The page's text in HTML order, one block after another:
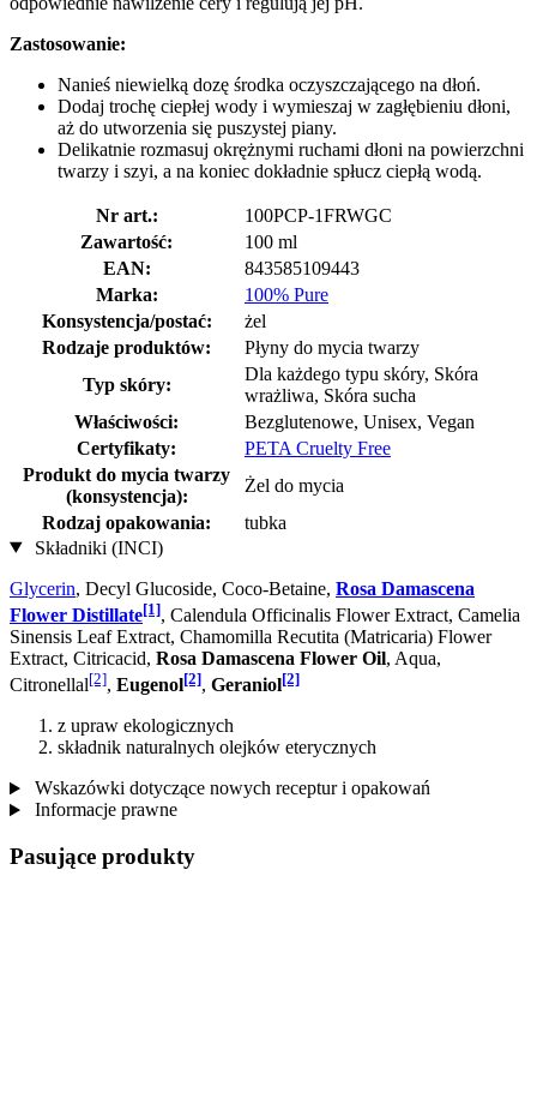
Zastosowanie:
Nanieś niewielką dozę środka oczyszczającego na dłoń.
Dodaj trochę ciepłej wody i wymieszaj w zagłębieniu dłoni,
aż do utworzenia się puszystej piany.
Delikatnie rozmasuj okrężnymi ruchami dłoni na powierzchni
twarzy i szyi, a na koniec dokładnie spłucz ciepłą wodą.
Nr art.:
100PCP-1FRWGC
Zawartość:
100 ml
EAN:
843585109443
Marka:
100% Pure
Konsystencja/postać:
żel
Rodzaje produktów:
Płyny do mycia twarzy
Typ skóry:
Dla każdego typu skóry, Skóra
wrażliwa, Skóra sucha
Właściwości:
Bezglutenowe, Unisex, Vegan
Certyfikaty:
PETA Cruelty Free
Produkt do mycia twarzy
(konsystencja):
Żel do mycia
Rodzaj opakowania:
tubka
Składniki (INCI)
Glycerin, Decyl Glucoside, Coco-Betaine, Rosa Damascena
Flower Distillate[1], Calendula Officinalis Flower Extract, Camelia
Sinensis Leaf Extract, Chamomilla Recutita (Matricaria) Flower
Extract, Citricacid, Rosa Damascena Flower Oil, Aqua,
Citronellal[2], Eugenol[2], Geraniol[2]
z upraw ekologicznych
składnik naturalnych olejków eterycznych
Wskazówki dotyczące nowych receptur i opakowań
Informacje prawne
Pasujące produkty